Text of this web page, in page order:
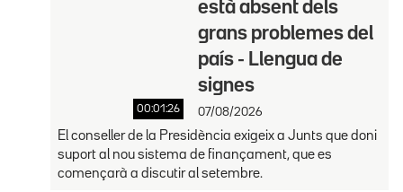
00:01:26
està absent dels
grans problemes del
país - Llengua de
signes
07/08/2026
El conseller de la Presidència exigeix a Junts que doni
suport al nou sistema de finançament, que es
començarà a discutir al setembre.